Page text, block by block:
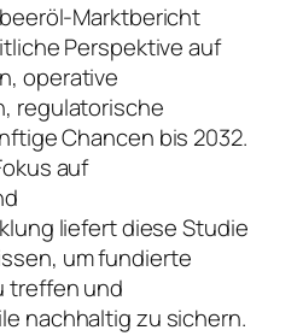
Marktbericht
Perspektive auf
operative
regulatorische
Chancen bis 2032.
auf
liefert diese Studie
um fundierte
treffen und
nachhaltig zu sichern.